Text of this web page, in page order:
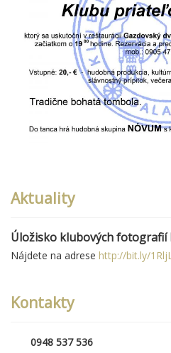
Aktuality
Úložisko klubových fotografií
Nájdete na adrese http://bit.ly/
Kontakty
0948 537 536